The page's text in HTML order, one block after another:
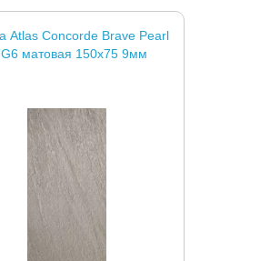
Atlas Concorde Brave Pearl
матовая 150x75 9мм